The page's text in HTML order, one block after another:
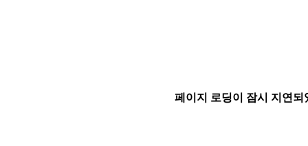
페이지 로딩이 잠시 지연